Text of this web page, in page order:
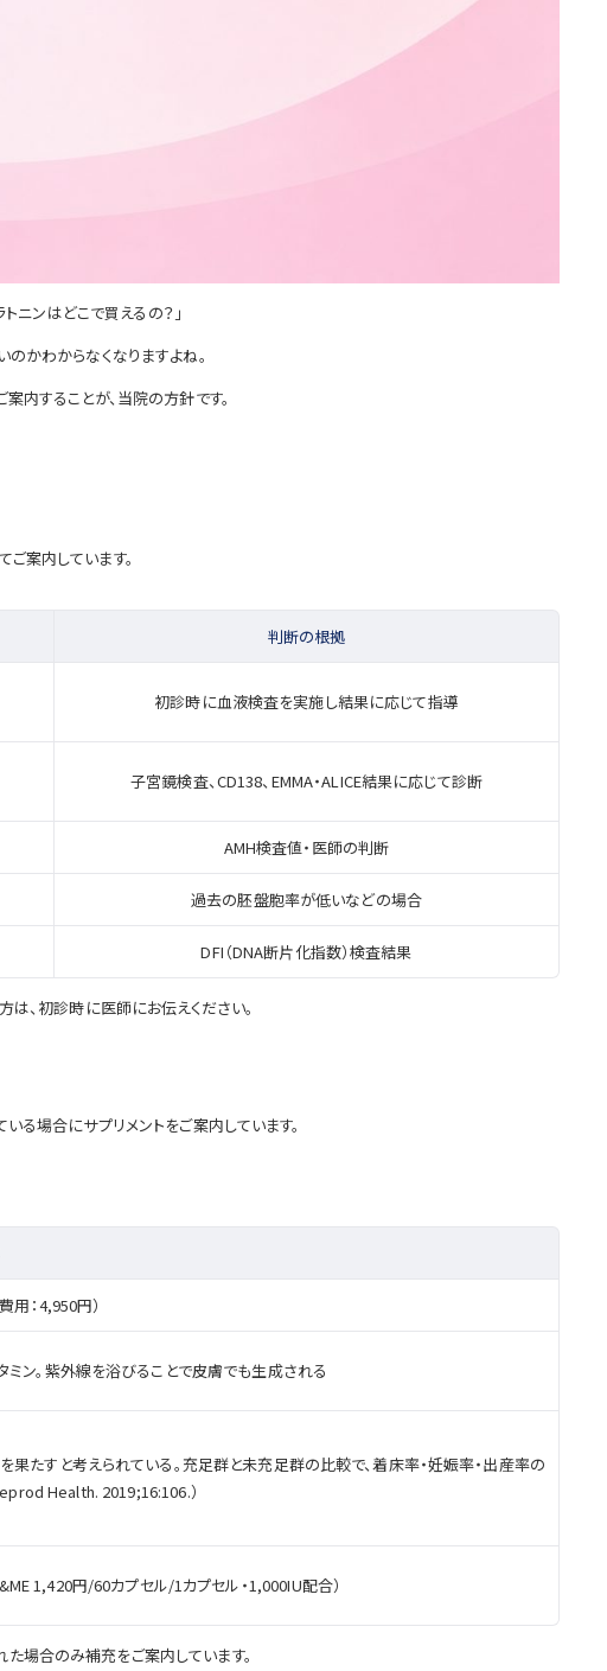
ニンはどこで買えるの？」
かわからなくなりますよね。
内することが、当院の方針です。
案内しています。
判断の根拠
初診時に血液検査を実施し結果に応じて指導
子宮鏡検査、CD138、EMMA・ALICE結果に応じて診断
AMH検査値・医師の判断
過去の胚盤胞率が低いなどの場合
DFI（DNA断片化指数）検査結果
は、初診時に医師にお伝えください。
る場合にサプリメントをご案内しています。
：4,950円）
ン。紫外線を浴びることで皮膚でも生成される
たすと考えられている。充足群と未充足群の比較で、着床率・妊娠率・出産率の
Health. 2019;16:106.）
1,420円/60カプセル/1カプセル・1,000IU配合）
場合のみ補充をご案内しています。